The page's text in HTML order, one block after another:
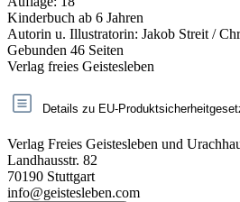
Kinderbuch ab 6 Jahren
Autorin u. Illustratorin: Jakob Streit /
Gebunden 46 Seiten
Verlag freies Geistesleben
Details zu EU-
Verlag Freies Geistesleben und
Landhausstr. 82
70190 Stuttgart
info@geistesleben.com